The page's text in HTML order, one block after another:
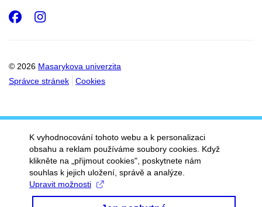
© 2026 Masarykova univerzita
Správce stránek
Cookies
Facebook
Instagram
K vyhodnocování tohoto webu a k personalizaci
obsahu a reklam používáme soubory cookies. Když
klikněte na „přijmout cookies", poskytnete nám
souhlas k jejich uložení, správě a analýze.
Upravit možnosti